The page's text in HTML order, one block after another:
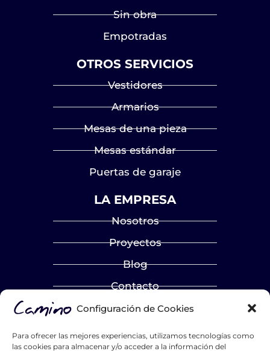
Configuración de Cookies
Para ofrecer las mejores experiencias, utilizamos tecnologías como
las cookies para almacenar y/o acceder a la información del
Sin obra
Empotradas
OTROS SERVICIOS
Vestidores
Armarios
Mesas de una pieza
Mesas estándar
Puertas de garaje
LA EMPRESA
Nosotros
Proyectos
Blog
Contacto
Catálogos